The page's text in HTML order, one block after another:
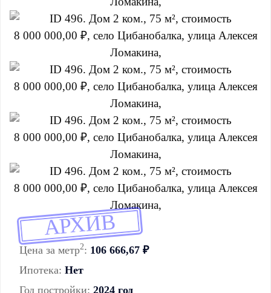
АРХИВ
Цена за метр2: 106 666,67 ₽
Ипотека: Нет
Год постройки: 2024 год